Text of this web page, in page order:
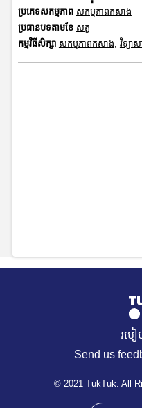
ប្រភេទសកម្មភាព សកម្មភាពកសាង
ប្រធានបទតាមខែ សត្វ
កម្មវិធីសិក្សា សកម្មភាពកសាង វិទ្យាស
របៀ
Send us
© 2021 TukTuk. All